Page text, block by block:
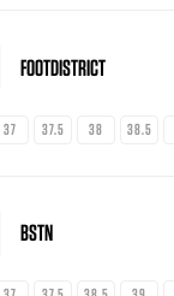
FOOTDISTRICT
37 37.5 38 38.5
BSTN